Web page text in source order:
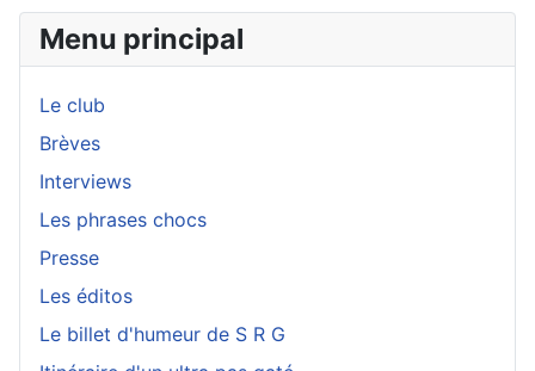
Menu principal
Le club
Brèves
Interviews
Les phrases chocs
Presse
Les éditos
Le billet d'humeur de S R G